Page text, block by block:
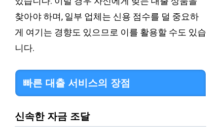
찾아야 하며, 일부 업체는 신용 점수를 덜 중요하
게 여기는 경향도 있으므로 이를 활용할 수도 있습
니다.
빠른 대출 서비스의 장점
신속한 자금 조달